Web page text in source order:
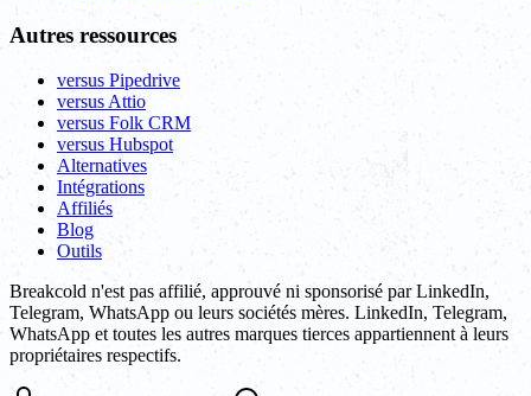
Autres ressources
versus Pipedrive
versus Attio
versus Folk CRM
versus Hubspot
Alternatives
Intégrations
Affiliés
Blog
Outils
Breakcold n'est pas affilié, approuvé ni sponsorisé par LinkedIn,
Telegram, WhatsApp ou leurs sociétés mères. LinkedIn, Telegram,
WhatsApp et toutes les autres marques tierces appartiennent à leurs
propriétaires respectifs.